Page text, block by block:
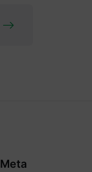
Meta